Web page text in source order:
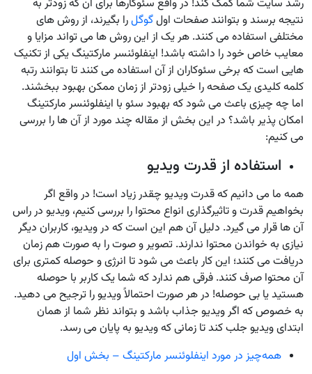
رشد سایت شما کمک کند! در واقع سئوکارها برای آن که زودتر به
نتیجه برسند و بتوانند صفحات اولگوگلرا بگیرند، از روش های
مختلفی استفاده می کنند. هر یک از این روش ها می تواند مزایا و
معایب خاص خود را داشته باشد! اینفلوئنسر مارکتینگ یکی از تکنیک
هایی است که برخی سئوکاران از آن استفاده می کنند تا بتوانند رتبه
کلمه کلیدی یک صفحه را خیلی زودتر از زمان ممکن بهبود ببخشند.
اما چه چیزی باعث می شود که بهبود سئو با اینفلوئنسر مارکتینگ
امکان پذیر باشد؟ در این بخش از مقاله چند مورد از آن ها را بررسی
می کنیم:
استفاده از قدرت ویدیو
همه ما می دانیم که قدرت ویدیو چقدر زیاد است! در واقع اگر
بخواهیم قدرت و تاثیرگذاری انواع محتوا را بررسی کنیم، ویدیو در راس
آن ها قرار می گیرد. دلیل آن هم این است که در ویدیو، کاربران دیگر
نیازی به خواندن محتوا ندارند. تصویر و صوت را به صورت هم زمان
دریافت می کنند؛ این کار باعث می شود تا انرژی و حوصله کمتری برای
آن محتوا صرف کنند. فرقی هم ندارد که شما یک کاربر با حوصله
هستید یا بی حوصله! در هر صورت احتمالاً ویدیو را ترجیح می دهید.
به خصوص که اگر ویدیو جذاب باشد و بتواند نظر شما از همان
ابتدای ویدیو جلب کند تا زمانی که ویدیو به پایان می رسد.
همه‌چیز در مورد اینفلوئنسر مارکتینگ – بخش اول